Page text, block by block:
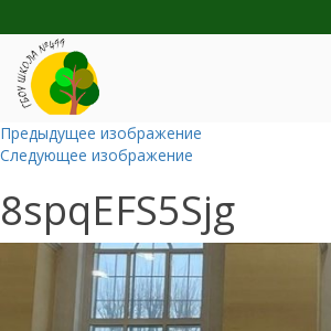
Предыдущее изображение
Следующее изображение
8spqEFS5Sjg